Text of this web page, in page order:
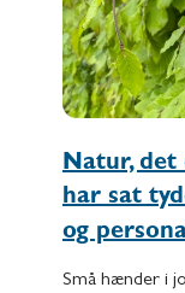
Natur, det
har sat
og
Små hænder i